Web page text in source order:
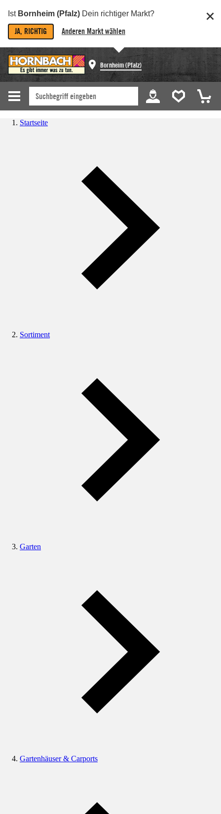
Ist Bornheim (Pfalz) Dein richtiger Markt?
JA, RICHTIG Anderen Markt wählen
Bornheim (Pfalz)
Startseite
Sortiment
Garten
Gartenhäuser & Carports